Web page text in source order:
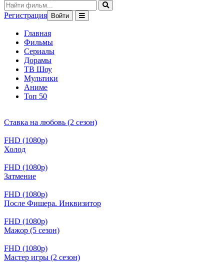
Регистрация Войти
Главная
Фильмы
Сериалы
Дорамы
ТВ Шоу
Мультики
Аниме
Топ 50
Ставка на любовь (2 сезон)
FHD (1080p)
Холод
FHD (1080p)
Затмение
FHD (1080p)
После Фишера. Инквизитор
FHD (1080p)
Мажор (5 сезон)
FHD (1080p)
Мастер игры (2 сезон)